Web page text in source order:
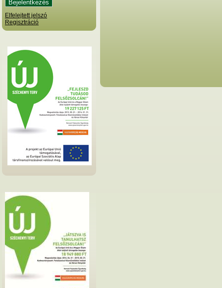
Elfelejtett jelszó
Regisztráció